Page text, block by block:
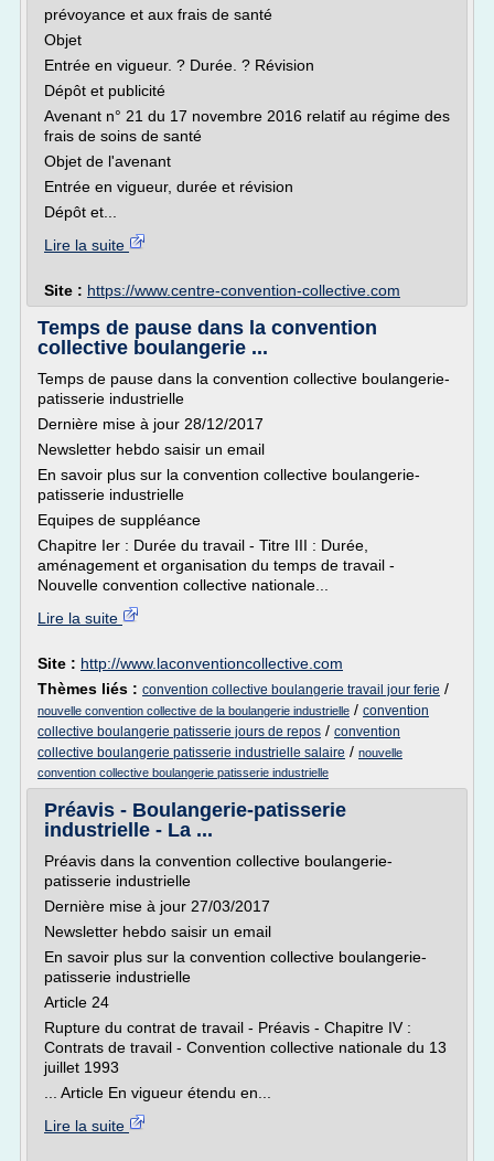
prévoyance et aux frais de santé
Objet
Entrée en vigueur. ? Durée. ? Révision
Dépôt et publicité
Avenant n° 21 du 17 novembre 2016 relatif au régime des
frais de soins de santé
Objet de l'avenant
Entrée en vigueur, durée et révision
Dépôt et...
Lire la suite
Site : https://www.centre-convention-collective.com
Temps de pause dans la convention
collective boulangerie ...
Temps de pause dans la convention collective boulangerie-
patisserie industrielle
Dernière mise à jour 28/12/2017
Newsletter hebdo saisir un email
En savoir plus sur la convention collective boulangerie-
patisserie industrielle
Equipes de suppléance
Chapitre Ier : Durée du travail - Titre III : Durée,
aménagement et organisation du temps de travail -
Nouvelle convention collective nationale...
Lire la suite
Site : http://www.laconventioncollective.com
Thèmes liés : convention collective boulangerie travail jour ferie /
nouvelle convention collective de la boulangerie industrielle / convention
collective boulangerie patisserie jours de repos / convention
collective boulangerie patisserie industrielle salaire / nouvelle
convention collective boulangerie patisserie industrielle
Préavis - Boulangerie-patisserie
industrielle - La ...
Préavis dans la convention collective boulangerie-
patisserie industrielle
Dernière mise à jour 27/03/2017
Newsletter hebdo saisir un email
En savoir plus sur la convention collective boulangerie-
patisserie industrielle
Article 24
Rupture du contrat de travail - Préavis - Chapitre IV :
Contrats de travail - Convention collective nationale du 13
juillet 1993
... Article En vigueur étendu en...
Lire la suite